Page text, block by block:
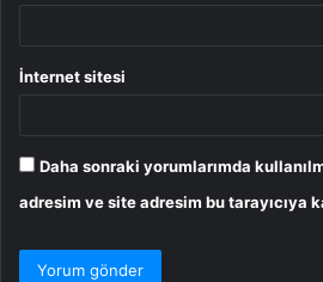
İnternet sitesi
Daha sonraki yorumlarımda
adresim ve site adresim bu tarayıcıya